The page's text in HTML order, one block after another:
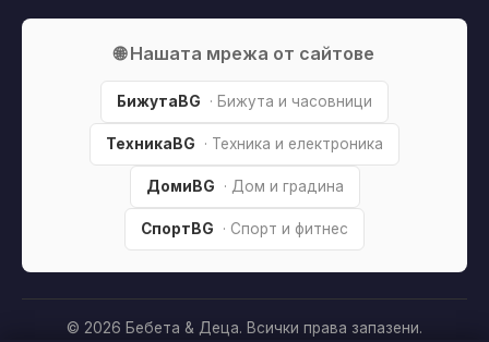
🌐 Нашата мрежа от сайтове
БижутаBG · Бижута и часовници
ТехникаBG · Техника и електроника
ДомиBG · Дом и градина
СпортBG · Спорт и фитнес
© 2026 Бебета & Деца. Всички права запазени.